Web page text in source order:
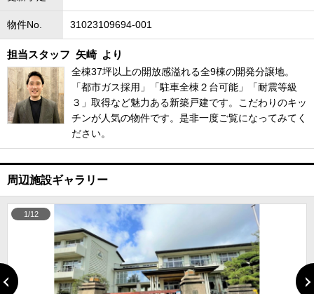
物件No. 31023109694-001
担当スタッフ 矢崎 より
全棟37坪以上の開放感溢れる全9棟の開発分譲地。
「都市ガス採用」「駐車全棟２台可能」「耐震等級
３」取得など魅力ある新築戸建です。こだわりのキッ
チンが人気の物件です。是非一度ご覧になってみてく
ださい。
周辺施設ギャラリー
1/12